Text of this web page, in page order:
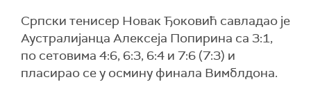
Српски тенисер Новак Ђоковић савладао је
Аустралијанца Алексеја Попирина са 3:1,
по сетовима 4:6, 6:3, 6:4 и 7:6 (7:3) и
пласирао се у осмину финала Вимблдона.